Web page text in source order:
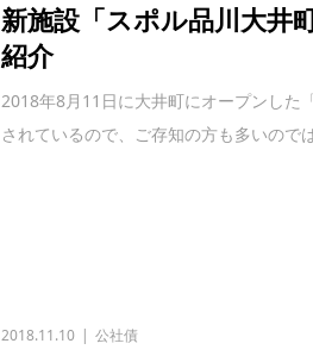
新施設「スポル品川大井
紹介
2018年8月11日に大井町にオープンした
されているので、ご存知の方も多いので
2018.11.10 公社債